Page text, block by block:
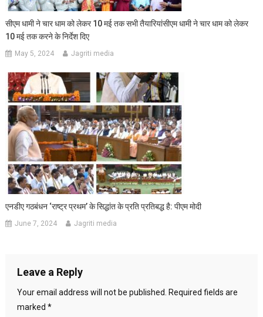
सीएम धामी ने चार धाम को लेकर 10 मई तक सभी तैयारियांसीएम धामी ने चार धाम को लेकर
10 मई तक करने के निर्देश दिए
May 5, 2024 Jagriti media
एनडीए गठबंधन ‘राष्ट्र प्रथम’ के सिद्धांत के प्रति प्रतिबद्ध है: पीएम मोदी
June 7, 2024 Jagriti media
Leave a Reply
Your email address will not be published. Required fields are
marked *